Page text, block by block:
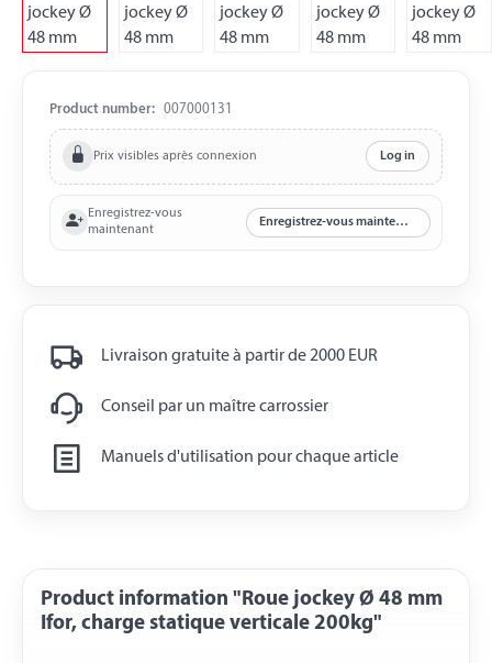
Product number: 007000131
Prix visibles après connexion Log in
Enregistrez-vous
maintenant
Enregistrez-vous maintenant
Livraison gratuite à partir de 2000 EUR
Conseil par un maître carrossier
Manuels d'utilisation pour chaque article
Product information "Roue jockey Ø 48 mm
Ifor, charge statique verticale 200kg"